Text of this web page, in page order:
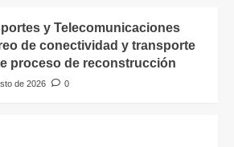
y Telecomunicaciones
de conectividad y transporte
proceso de reconstrucción
de 2026 0